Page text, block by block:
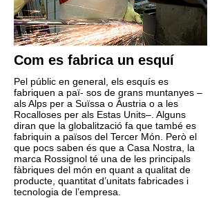
Com es fabrica un esquí
Pel públic en general, els esquís es
fabriquen a paï- sos de grans muntanyes –
als Alps per a Suïssa o Àustria o a les
Rocalloses per als Estas Units–. Alguns
diran que la globalització fa que també es
fabriquin a països del Tercer Món. Però el
que pocs saben és que a Casa Nostra, la
marca Rossignol té una de les principals
fàbriques del món en quant a qualitat de
producte, quantitat d’unitats fabricades i
tecnologia de l’empresa.